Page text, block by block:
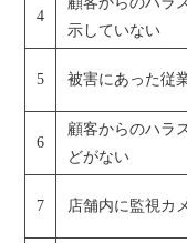
4
示していない
5 被害にあった従
6
顧客からのハラ
どがない
7 店舗内に監視カ